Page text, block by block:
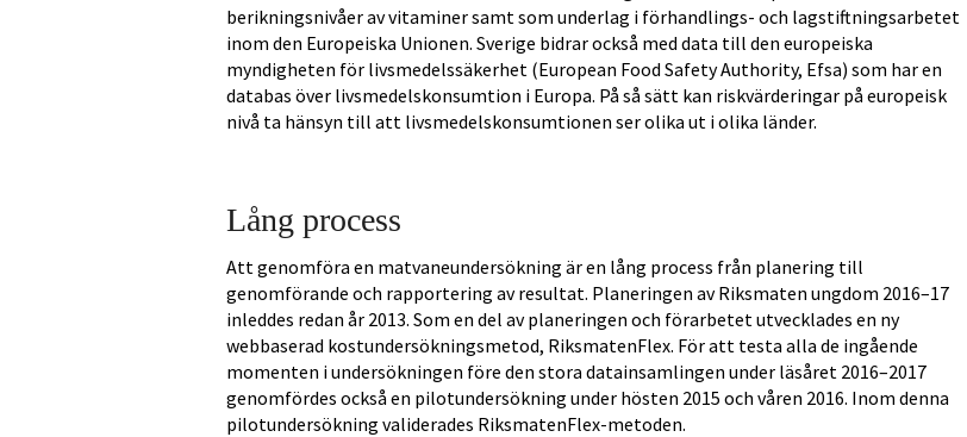
berikningsnivåer av vitaminer samt som underlag i förhandlings- och lagstiftningsarbetet
inom den Europeiska Unionen. Sverige bidrar också med data till den europeiska
myndigheten för livsmedelssäkerhet (European Food Safety Authority, Efsa) som har en
databas över livsmedelskonsumtion i Europa. På så sätt kan riskvärderingar på europeisk
nivå ta hänsyn till att livsmedelskonsumtionen ser olika ut i olika länder.
Lång process
Att genomföra en matvaneundersökning är en lång process från planering till
genomförande och rapportering av resultat. Planeringen av Riksmaten ungdom 2016–17
inleddes redan år 2013. Som en del av planeringen och förarbetet utvecklades en ny
webbaserad kostundersökningsmetod, RiksmatenFlex. För att testa alla de ingående
momenten i undersökningen före den stora datainsamlingen under läsåret 2016–2017
genomfördes också en pilotundersökning under hösten 2015 och våren 2016. Inom denna
pilotundersökning validerades RiksmatenFlex-metoden.